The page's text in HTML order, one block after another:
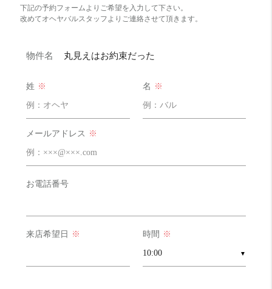
いろんなジャンルあります！
さすがは堀江！
意外と周りにスーパー御座います！
明るさ そこそこ 12 点
西向きですが、午前中もそんな暗くは感じませんでした。
下記の予約フォームよりご希望を入力して下さい。
改めてオヘヤバルスタッフよりご連絡させて頂きます。
物件名 丸見えはお約束だった
姓 ※ 名 ※
メールアドレス ※
お電話番号
来店希望日 ※ 時間 ※
▼